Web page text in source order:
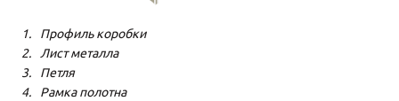
Профиль коробки
Лист металла
Петля
Рамка полотна